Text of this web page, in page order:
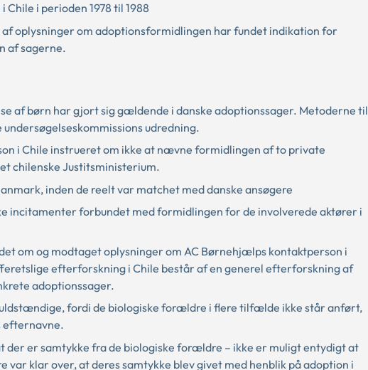
i perioden 1978 til 1988
oplysninger om adoptionsformidlingen har fundet indikation for
af sagerne.
af børn har gjort sig gældende i danske adoptionssager. Metoderne til
udredning.
i Chile instrueret om ikke at nævne formidlingen af to private
chilenske Justitsministerium.
inden de reelt var matchet med danske ansøgere
incitamenter forbundet med formidlingen for de involverede aktører i
om og modtaget oplysninger om AC Børnehjælps kontaktperson i
efterforskning i Chile består af en generel efterforskning af
adoptionssager.
fordi de biologiske forældre i flere tilfælde ikke står anført,
efternavne.
der er samtykke fra de biologiske forældre – ikke er muligt entydigt at
klar over, at deres samtykke blev givet med henblik på adoption i